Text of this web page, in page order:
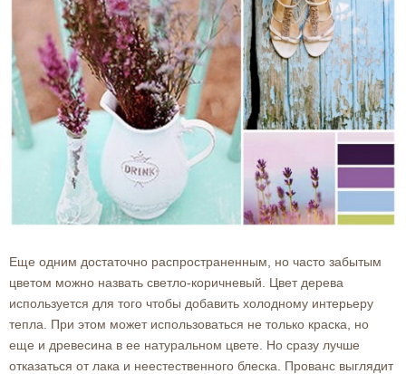
Еще одним достаточно распространенным, но часто забытым
цветом можно назвать светло-коричневый. Цвет дерева
используется для того чтобы добавить холодному интерьеру
тепла. При этом может использоваться не только краска, но
еще и древесина в ее натуральном цвете. Но сразу лучше
отказаться от лака и неестественного блеска. Прованс выглядит